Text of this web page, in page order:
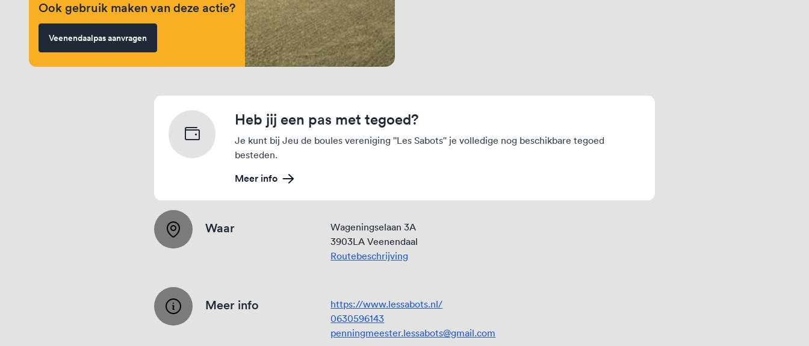
Ook gebruik maken van deze actie?
Veenendaalpas aanvragen
Heb jij een pas met tegoed?
Je kunt bij Jeu de boules vereniging ''Les Sabots'' je volledige nog beschikbare tegoed
besteden.
Meer info
Waar
Wageningselaan 3A
3903LA Veenendaal
Routebeschrijving
Meer info
https://www.lessabots.nl/
0630596143
penningmeester.lessabots@gmail.com